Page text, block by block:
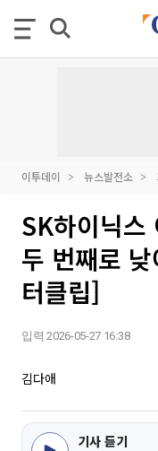
이투데이 뉴스발전소
SK하이닉스
두 번째로
터클립]
입력 2026-05-27 16:38
김다애
기사 듣기